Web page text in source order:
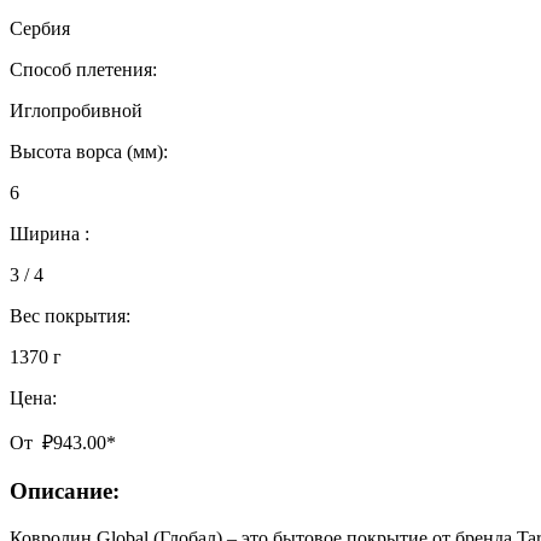
Сербия
Способ плетения:
Иглопробивной
Высота ворса (мм):
6
Ширина :
3 / 4
Вес покрытия:
1370 г
Цена:
От ₽943.00*
Описание: